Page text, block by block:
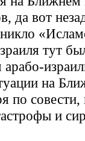
да вот
тут
на
по совести,
и